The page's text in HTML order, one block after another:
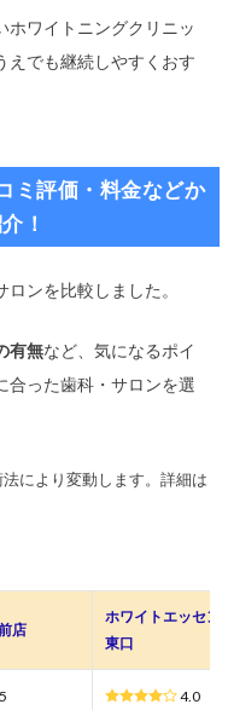
ホワイトニングクリニッ
えでも継続しやすくおす
ミ評価・料金などか
！
ンを比較しました。
有無など、気になるポイ
合った歯科・サロンを選
により変動します。詳細は
店
ホワイトエッセン
東口
4.0